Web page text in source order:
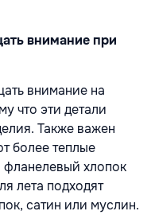
внимание при
внимание на
что эти детали
Также важен
более теплые
фланелевый хлопок
лета подходят
сатин или муслин.